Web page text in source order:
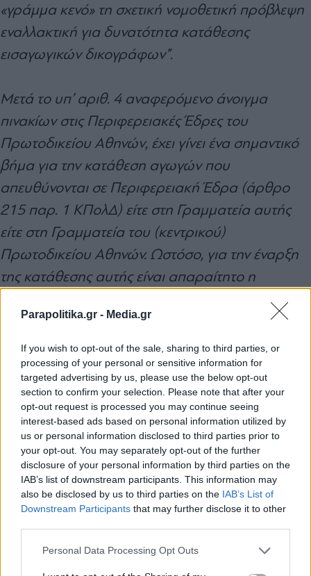
Parapolitika.gr - Media.gr
If you wish to opt-out of the sale, sharing to third parties, or
processing of your personal or sensitive information for
targeted advertising by us, please use the below opt-out
section to confirm your selection. Please note that after your
opt-out request is processed you may continue seeing
interest-based ads based on personal information utilized by
us or personal information disclosed to third parties prior to
your opt-out. You may separately opt-out of the further
disclosure of your personal information by third parties on the
IAB’s list of downstream participants. This information may
also be disclosed by us to third parties on the IAB’s List of
Downstream Participants that may further disclose it to other
Personal Data Processing Opt Outs
«γράμμα κενό» τη σχετική νομοθετική πρόβλεψη
εναλλακτική για δυνατότητα κατάθεσης
εισαγωγικών δικογράφων”.
Μετά το υπ’ αριθ. 4 αναφερόμενο άνοιγμα
πινακίων στις Περιφερειακές Έδρες του
Πρωτοδικείου Αθηνών, έχει γίνει ένα σημαντικό
βήμα για την κατάθεση αγωγών που
απευθύνονται σε Περιφερειακή Έδρα (άρθρο
215 παρ. 1 ΚΠολΔ) είτε στη Γραμματεία αυτής
είτε στη Γραμματεία του (κεντρικού)
Πρωτοδικείου Αθηνών. Ωστόσο, για την έναρξη
της κατάθεσης αυτής είναι απαραίτητο η
ανάδοχος να δημιουργήσει δυναμικά πεδία
(«tags») στις εκθέσεις κατάθεσης των
δικογράφων, ώστε να μπορεί να αναγράφεται η
οικεία περιφερειακή έδρα στην οποία
απευθύνεται το δικόγραφο (διαφορετικά, χωρίς
τη δημιουργία των δυναμικών πεδίων, οι
εκθέσεις κατάθεσης θα αναγράφουν
«Πρωτοδικείο Αθηνών» και ο γραμματέας θα
πρέπει απλώς και για μικρό χρονικό διάστημα,
εωσότου επιλυθεί τεχνικά, να προσθέτει
Εγγραφή στο newsletter